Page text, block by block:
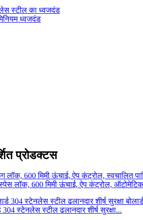
स्टील का ध्वजदंड
ध्वजदंड
प्रोडक्टस
स्पेस लॉक, 600 मिमी ऊंचाई, ऐप कंट्रोल,
304 स्टेनलेस स्टील ढलानदार शीर्ष सुरक्षा...